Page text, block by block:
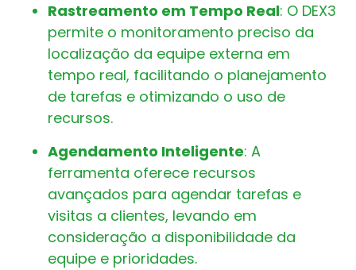
Rastreamento em Tempo Real: O DEX3
permite o monitoramento preciso da
localização da equipe externa em
tempo real, facilitando o planejamento
de tarefas e otimizando o uso de
recursos.
Agendamento Inteligente: A
ferramenta oferece recursos
avançados para agendar tarefas e
visitas a clientes, levando em
consideração a disponibilidade da
equipe e prioridades.